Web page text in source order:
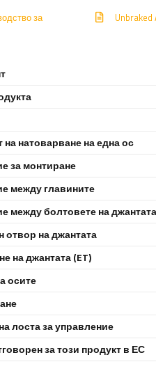
за
Unbraked
на натоварване на една ос
за монтиране
между главините
между болтовете на джантата
отвор на джантата
на джантата (ET)
осите
лоста за управление
за този продукт в ЕС